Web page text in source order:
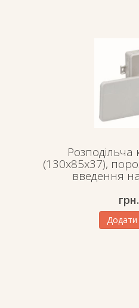
(130х85х37),
введення
грн.